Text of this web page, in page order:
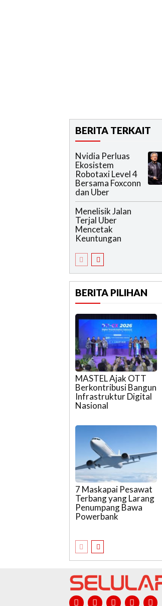
BERITA TERKAIT
Nvidia Perluas
Ekosistem
Robotaxi Level 4
Bersama Foxconn
dan Uber
Menelisik Jalan
Terjal Uber
Mencetak
Keuntungan
BERITA PILIHAN
MASTEL Ajak OTT
Berkontribusi Bangun
Infrastruktur Digital
Nasional
7 Maskapai Pesawat
Terbang yang Larang
Penumpang Bawa
Powerbank